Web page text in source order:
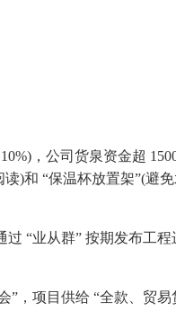
，公司货泉资金超
)和 “保温杯放置架”(避
“业从群” 按期发布工
项目供给 “全款、贸易